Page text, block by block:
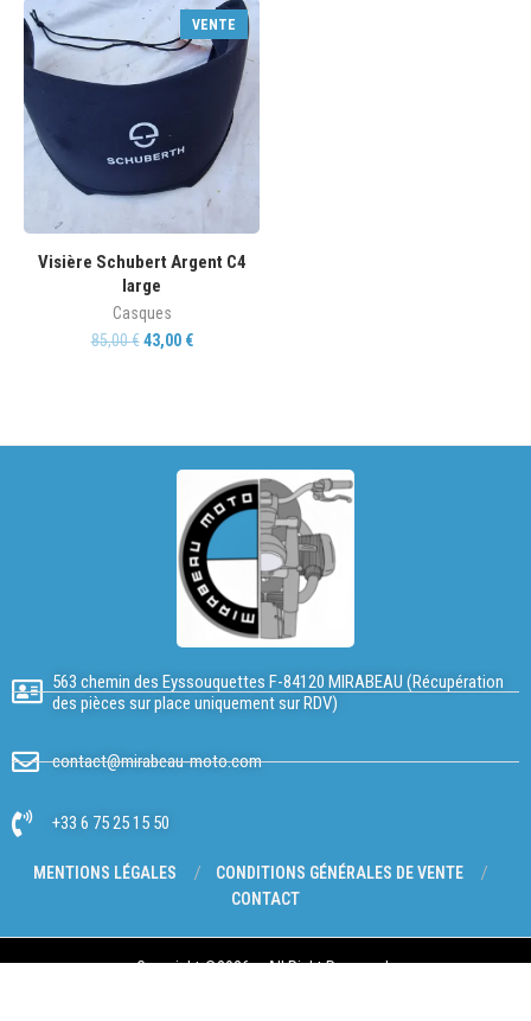
VENTE
Visière Schubert Argent C4
large
Casques
85,00€ 43,00 €
563 chemin des Eyssouquettes F-84120 MIRABEAU (Récupération
des pièces sur place uniquement sur RDV)
contact@mirabeau-moto.com
+33 6 75 25 15 50
MENTIONS LÉGALES
CONDITIONS GÉNÉRALES DE VENTE
CONTACT
Copyright @2026 – All Right Reserved.